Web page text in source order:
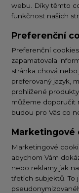
webu. Díky těmto
funkčnost našich
Preferenční
Preferenční
zapamatovala
stránka chová nebo
preferovaný jazyk,
prohlížené
můžeme doporučit
budou pro Vás co
Marketingové
Marketingové
abychom Vám
nebo reklamy jak
třetích subjektů. To